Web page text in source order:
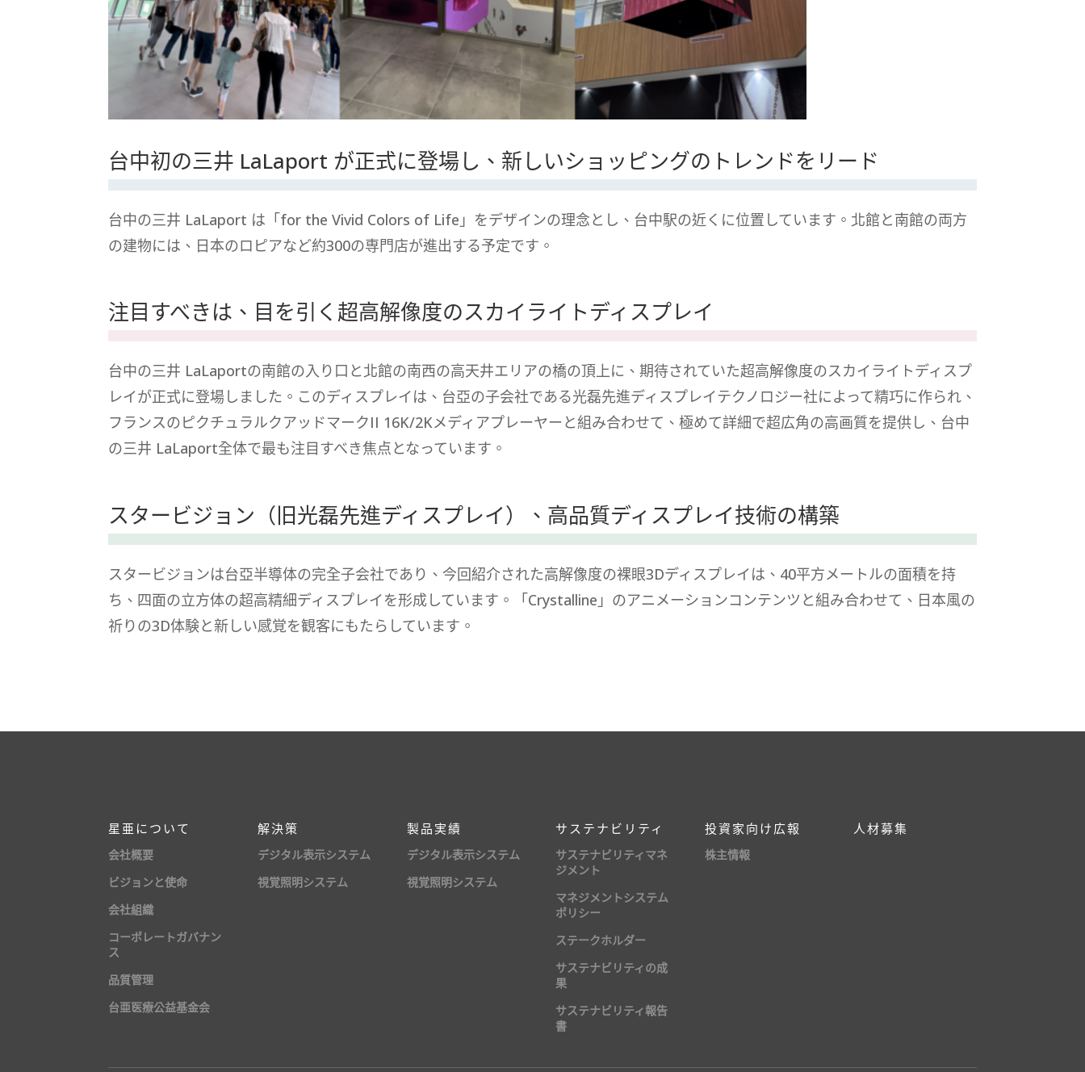
台中初の三井 LaLaport が正式に登場し、新しいショッピングのトレンドをリード
台中の三井 LaLaport は「for the Vivid Colors of Life」をデザインの理念とし、台中駅の近くに位置しています。北館と南館の両方
の建物には、日本のロピアなど約300の専門店が進出する予定です。
注目すべきは、目を引く超高解像度のスカイライトディスプレイ
台中の三井 LaLaportの南館の入り口と北館の南西の高天井エリアの橋の頂上に、期待されていた超高解像度のスカイライトディスプ
レイが正式に登場しました。このディスプレイは、台亞の子会社である光磊先進ディスプレイテクノロジー社によって精巧に作られ、
フランスのピクチュラルクアッドマークII 16K/2Kメディアプレーヤーと組み合わせて、極めて詳細で超広角の高画質を提供し、台中
の三井 LaLaport全体で最も注目すべき焦点となっています。
スタービジョン（旧光磊先進ディスプレイ）、高品質ディスプレイ技術の構築
スタービジョンは台亞半導体の完全子会社であり、今回紹介された高解像度の裸眼3Dディスプレイは、40平方メートルの面積を持
ち、四面の立方体の超高精細ディスプレイを形成しています。「Crystalline」のアニメーションコンテンツと組み合わせて、日本風の
祈りの3D体験と新しい感覚を観客にもたらしています。
星亜について
会社概要
ビジョンと使命
会社組織
コーポレートガバナン
ス
品質管理
台亜医療公益基金会
解決策
デジタル表示システム
視覚照明システム
製品実績
デジタル表示システム
視覚照明システム
サステナビリティ
サステナビリティマネ
ジメント
マネジメントシステム
ポリシー
ステークホルダー
サステナビリティの成
果
サステナビリティ報告
書
投資家向け広報
株主情報
人材募集